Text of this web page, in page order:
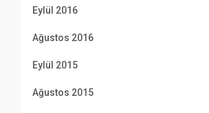
Eylül 2016
Ağustos 2016
Eylül 2015
Ağustos 2015